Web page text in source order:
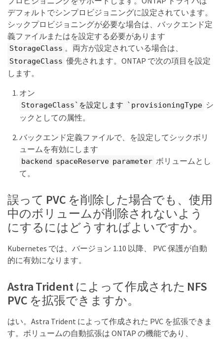
デフォルトでシンプロビジョニングに設定されています。
シックプロビジョニングが必要な場合は、バックエンド定
義ファイルまたはを設定する必要があります
StorageClass 。両方が設定されている場合は、
StorageClass 優先されます。ONTAP で次の項目を設定
します。
オン
StorageClass`を設定します `provisioningType シ
ックとしての属性。
バックエンド定義ファイルで、を設定してシックボリ
ュームを有効にします
backend spaceReserve parameter ボリュームとし
て。
誤って PVC を削除した場合でも、使用
中のボリュームが削除されないよう
にするにはどうすればよいですか。
Kubernetes では、バージョン 1.10 以降、 PVC 保護が自動
的に有効になります。
Astra Trident によって作成された NFS
PVC を拡張できますか。
はい。Astra Trident によって作成された PVC を拡張できま
す。ボリュームの自動拡張は ONTAP の機能であり、